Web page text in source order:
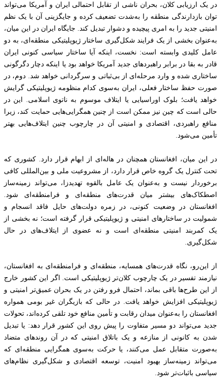
در یک ارزیابی کلان، بحران ناشی از تقابل احتمالی ایران و آمریکا می‌تواند
توان بازدارندگی منطقه را به‌شدت تضعیف کرده و جایگزینی آن با یک نظم
امنیتی جدید را به امری پیچیده و دشوار تبدیل کند. جایگاه ایران در این میان،
به‌عنوان بخشی از یک فرایند شکل‌گیری ساختار ژیوپلیتیکی منطقه‌ای، به دو
عامل کلیدی وابسته است: نخست، اینکه آیا ساختار سیاسی کنونی ایران
قادر به بقا در برابر راهبردهای جدید آمریکا خواهد بود یا اینکه دچار دگرگونی
ساختاری شده و وارد مرحله‌ای از بی‌ثباتی و سرگردانی خواهد شد. دوم، در
صورت حفظ ساختار فعلی، ایران به‌سوی کدام منظومه ژیوپلیتیکی گرایش
خواهد یافت؛ بلوک اوراسیایی یا ایتلاف موسوم به ناتوی اسلامی. این در
حالی است که چین نیز ممکن است از چنین همگرایی‌هایی حمایت کند، زیرا
منافع راهبردی، اقتصادی و امنیتی آن در چارچوب چنین ایتلاف‌هایی بهتر
تأمین می‌شود.
در این میان، افغانستان همچنان در هاله‌ای از ابهام قرار دارد. کشوری که
تحت کنترل یک گروه خاص قرار دارد، از مشروعیت ملی و بین‌المللی کافی
برخوردار نیست و به‌عنوان یک عامل بالقوه تهدیدزا، می‌تواند زمینه‌ساز
اصطکاک‌های بیشتر میان قدرت‌های منطقه‌ای و فرامنطقه‌ای شود.
افغانستان در وضعیت کنونی، در زمره دولت‌های حایل فاقد انسجام و
شمولیت در ساختارهای امنیتی و ژیوپلیتیکی قرار گرفته است؛ نه بخشی از
یک کمربند امنیتی منطقه‌ای است و نه عضوی از ایتلاف‌های در حال
شکل‌گیری.
از این‌رو، نگاه قدرت‌های همسایه، منطقه‌ای و فرامنطقه‌ای به افغانستان،
نیازمند تفسیر در یک چارچوب کلان‌تر ژیوپلیتیکی است. اگر این کشور خارج
از این طرح‌ها باقی بماند، احتمال فرو رفتن در یک بحران عمیق‌تر امنیتی و
ژیوپلیتیکی افزایش خواهد یافت. در حالی که بازیگران غیر بومی همواره
افغانستان را به‌عنوان میدان رقابت و تأمین منافع خود تلقی کرده‌اند، تحولات
جدید می‌تواند دو مسیر متفاوت را پیش روی این کشور قرار دهد: یا تبدیل
شدن به کانونی از منازعه و یک باتلاق امنیتی که در آن روندهای متضاد
به‌صورت متقابل عمل می‌کنند، یا حرکت به‌سوی همگرایی منطقه‌ای که
می‌تواند زمینه‌ساز بهبود امنیت، توسعه اقتصادی و شکل‌گیری نظام‌های
سیاسی باثبات‌تر شود.